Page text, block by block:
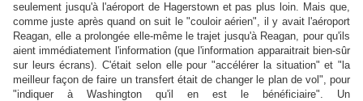
seulement jusqu'à l'aéroport de Hagerstown et pas plus loin. Mais que,
comme juste après quand on suit le "couloir aérien", il y avait l'aéroport
Reagan, elle a prolongée elle-même le trajet jusqu'à Reagan, pour qu'ils
aient immédiatement l'information (que l'information apparaitrait bien-sûr
sur leurs écrans). C'était selon elle pour "accélérer la situation" et "la
meilleur façon de faire un transfert était de changer le plan de vol", pour
"indiquer à Washington qu'il en est le bénéficiaire". Un